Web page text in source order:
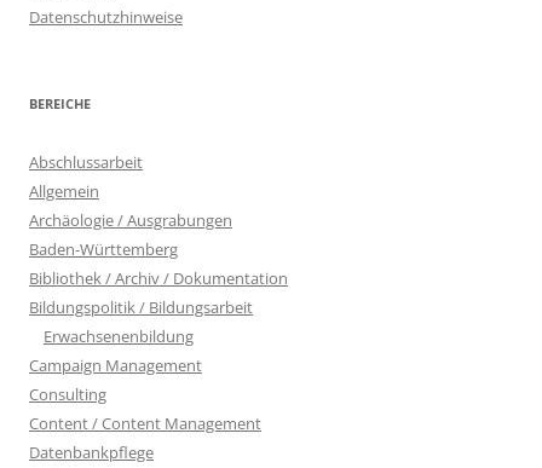
Datenschutzhinweise
BEREICHE
Abschlussarbeit
Allgemein
Archäologie / Ausgrabungen
Baden-Württemberg
Bibliothek / Archiv / Dokumentation
Bildungspolitik / Bildungsarbeit
Erwachsenenbildung
Campaign Management
Consulting
Content / Content Management
Datenbankpflege